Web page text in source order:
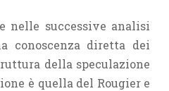
nelle successive analisi
conoscenza diretta dei
della speculazione
è quella del Rougier e